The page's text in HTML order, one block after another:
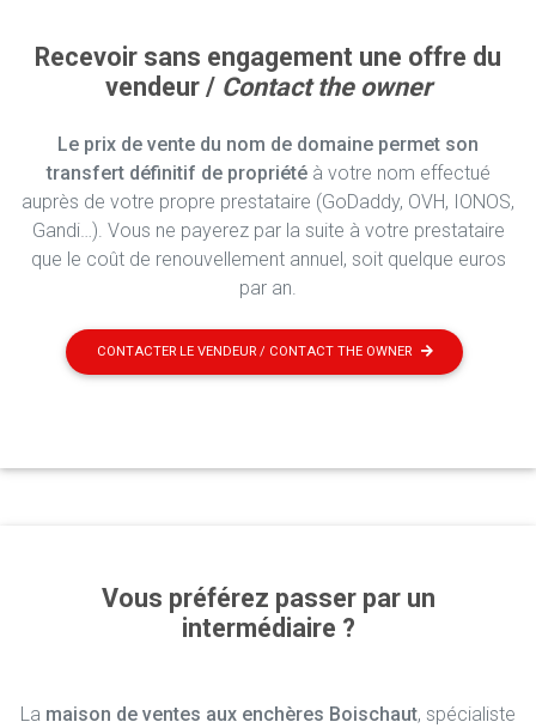
Recevoir sans engagement une offre du
vendeur / Contact the owner
Le prix de vente du nom de domaine permet son
transfert définitif de propriétéà votre nom effectué
auprès de votre propre prestataire (GoDaddy, OVH, IONOS,
Gandi…). Vous ne payerez par la suite à votre prestataire
que le coût de renouvellement annuel, soit quelque euros
par an.
CONTACTER LE VENDEUR / CONTACT THE OWNER
Vous préférez passer par un
intermédiaire ?
La maison de ventes aux enchères Boischaut, spécialiste